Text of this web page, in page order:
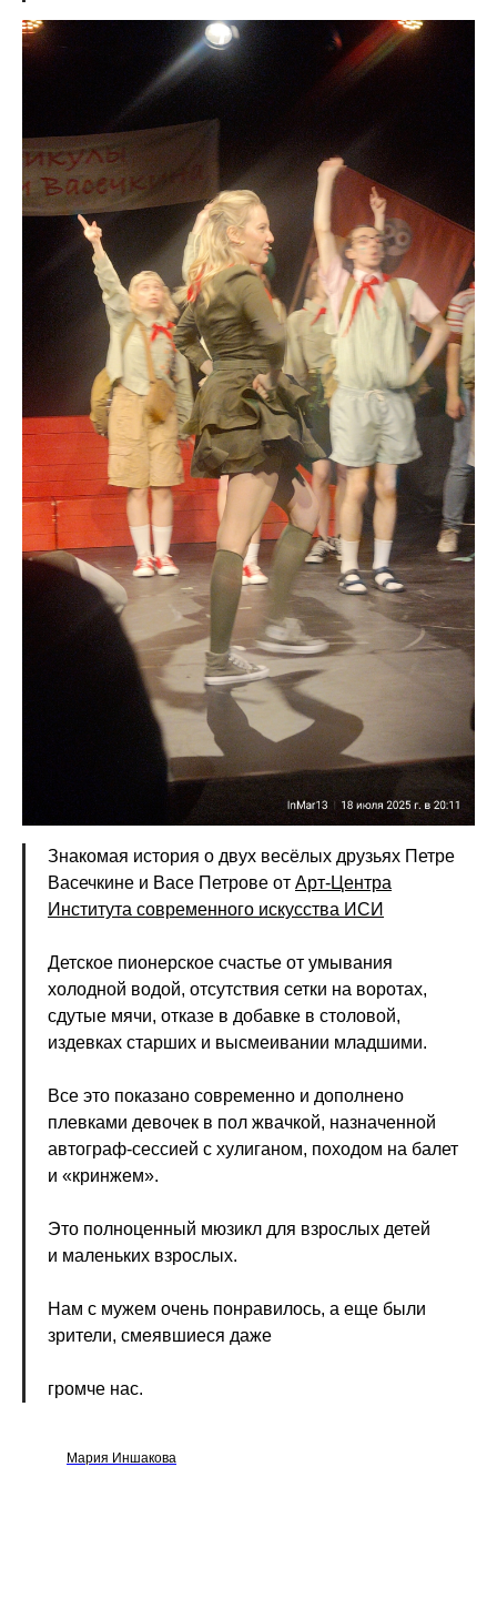
Знакомая история о двух весёлых друзьях Петре
Васечкине и Васе Петрове от Арт-Центра
Института современного искусства ИСИ
Детское пионерское счастье от умывания
холодной водой, отсутствия сетки на воротах,
сдутые мячи, отказе в добавке в столовой,
издевках старших и высмеивании младшими.
Все это показано современно и дополнено
плевками девочек в пол жвачкой, назначенной
автограф-сессией с хулиганом, походом на балет
и «кринжем».
Это полноценный мюзикл для взрослых детей
и маленьких взрослых.
Нам с мужем очень понравилось, а еще были
зрители, смеявшиеся даже
громче нас.
Мария Иншакова